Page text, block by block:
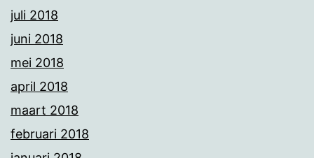
juli 2018
juni 2018
mei 2018
april 2018
maart 2018
februari 2018